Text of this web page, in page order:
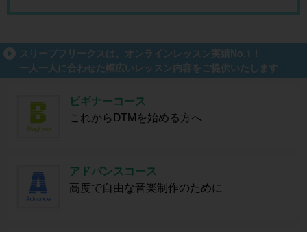
スリープフリークスは、オンラインレッスン実績No.1！
一人一人に合わせた幅広いレッスン内容をご提供いたします
ビギナーコース
これからDTMを始める方へ
アドバンスコース
高度で自由な音楽制作のために